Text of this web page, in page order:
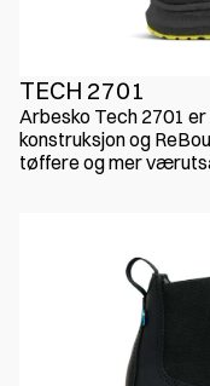
TECH 2701
Arbesko Tech 2701
konstruksjon og
tøffere og mer